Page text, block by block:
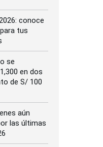
conoce
tus
se
en dos
de S/ 100
aún
las últimas